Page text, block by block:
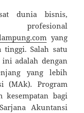
dunia bisnis,
yang
Salah satu
adalah dengan
yang lebih
(MAk). Program
kesempatan bagi
Akuntansi